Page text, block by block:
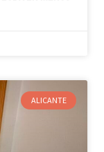
ALICANTE